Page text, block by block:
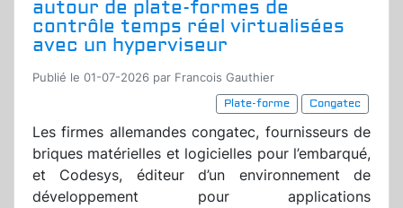
autour de plate-formes de
contrôle temps réel virtualisées
avec un hyperviseur
Publié le 01-07-2026 par Francois Gauthier
Plate-forme
Congatec
Les firmes allemandes congatec, fournisseurs de
briques matérielles et logicielles pour l’embarqué,
et Codesys, éditeur d’un environnement de
développement pour applications